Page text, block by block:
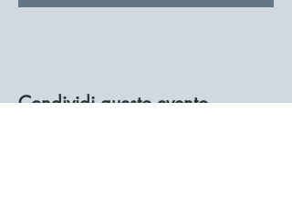
Condividi questo evento